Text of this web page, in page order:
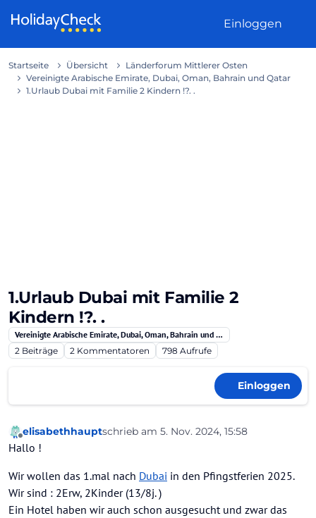
Einloggen
Startseite Übersicht
Länderforum Mittlerer Osten
Vereinigte Arabische Emirate, Dubai, Oman, Bahrain und Qatar
1.Urlaub Dubai mit Familie 2 Kindern !?. .
1.Urlaub Dubai mit Familie 2
Kindern !?. .
Vereinigte Arabische Emirate, Dubai, Oman, Bahrain und Qatar
2 Beiträge 2 Kommentatoren 798 Aufrufe
Einloggen
Offline
elisabethhauptschrieb am 5. Nov. 2024, 15:58
zuletzt editiert von
Hallo !
Wir wollen das 1.mal nach Dubai in den Pfingstferien 2025.
Wir sind : 2Erw, 2Kinder (13/8j. )
Ein Hotel haben wir auch schon ausgesucht und zwar das